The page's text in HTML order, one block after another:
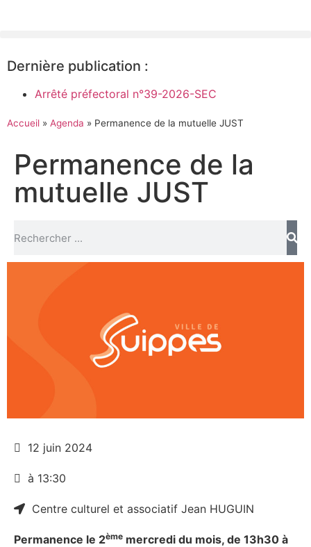
Dernière publication :
Arrêté préfectoral n°39-2026-SEC
Accueil » Agenda » Permanence de la mutuelle JUST
Permanence de la
mutuelle JUST
Permanence le 2ème mercredi du mois, de 13h30 à
12 juin 2024
à 13:30
Centre culturel et associatif Jean HUGUIN